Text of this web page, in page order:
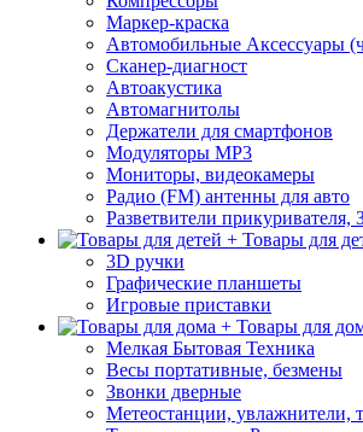
Маркер-краска
Автомобильные Аксессуары
Сканер-диагност
Автоакустика
Автомагнитолы
Держатели для смартфонов
Модуляторы МР3
Мониторы, видеокамеры
Радио (FM) антенны для авто
Разветвители
Товары для
3D ручки
Графические планшеты
Игровые приставки
Товары для
Мелкая Бытовая Техника
Весы портативные, безмены
Звонки дверные
Метеостанции, увлажнители,